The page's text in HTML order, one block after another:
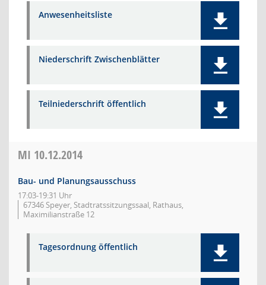
Anwesenheitsliste
Niederschrift Zwischenblätter
Teilniederschrift öffentlich
MI 10.12.2014
Bau- und Planungsausschuss
17:03-19:31 Uhr
67346 Speyer, Stadtratssitzungssaal, Rathaus,
Maximilianstraße 12
Tagesordnung öffentlich